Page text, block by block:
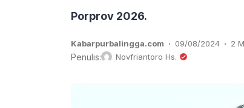
Porprov 2026.
Kabarpurbalingga.com . 09/08/2024 . 2
Penulis: Novfriantoro Hs.